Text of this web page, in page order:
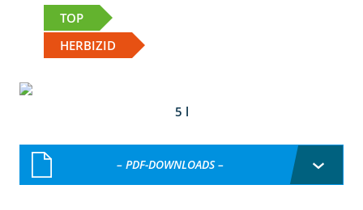
TOP
HERBIZID
5 l
– PDF-DOWNLOADS –